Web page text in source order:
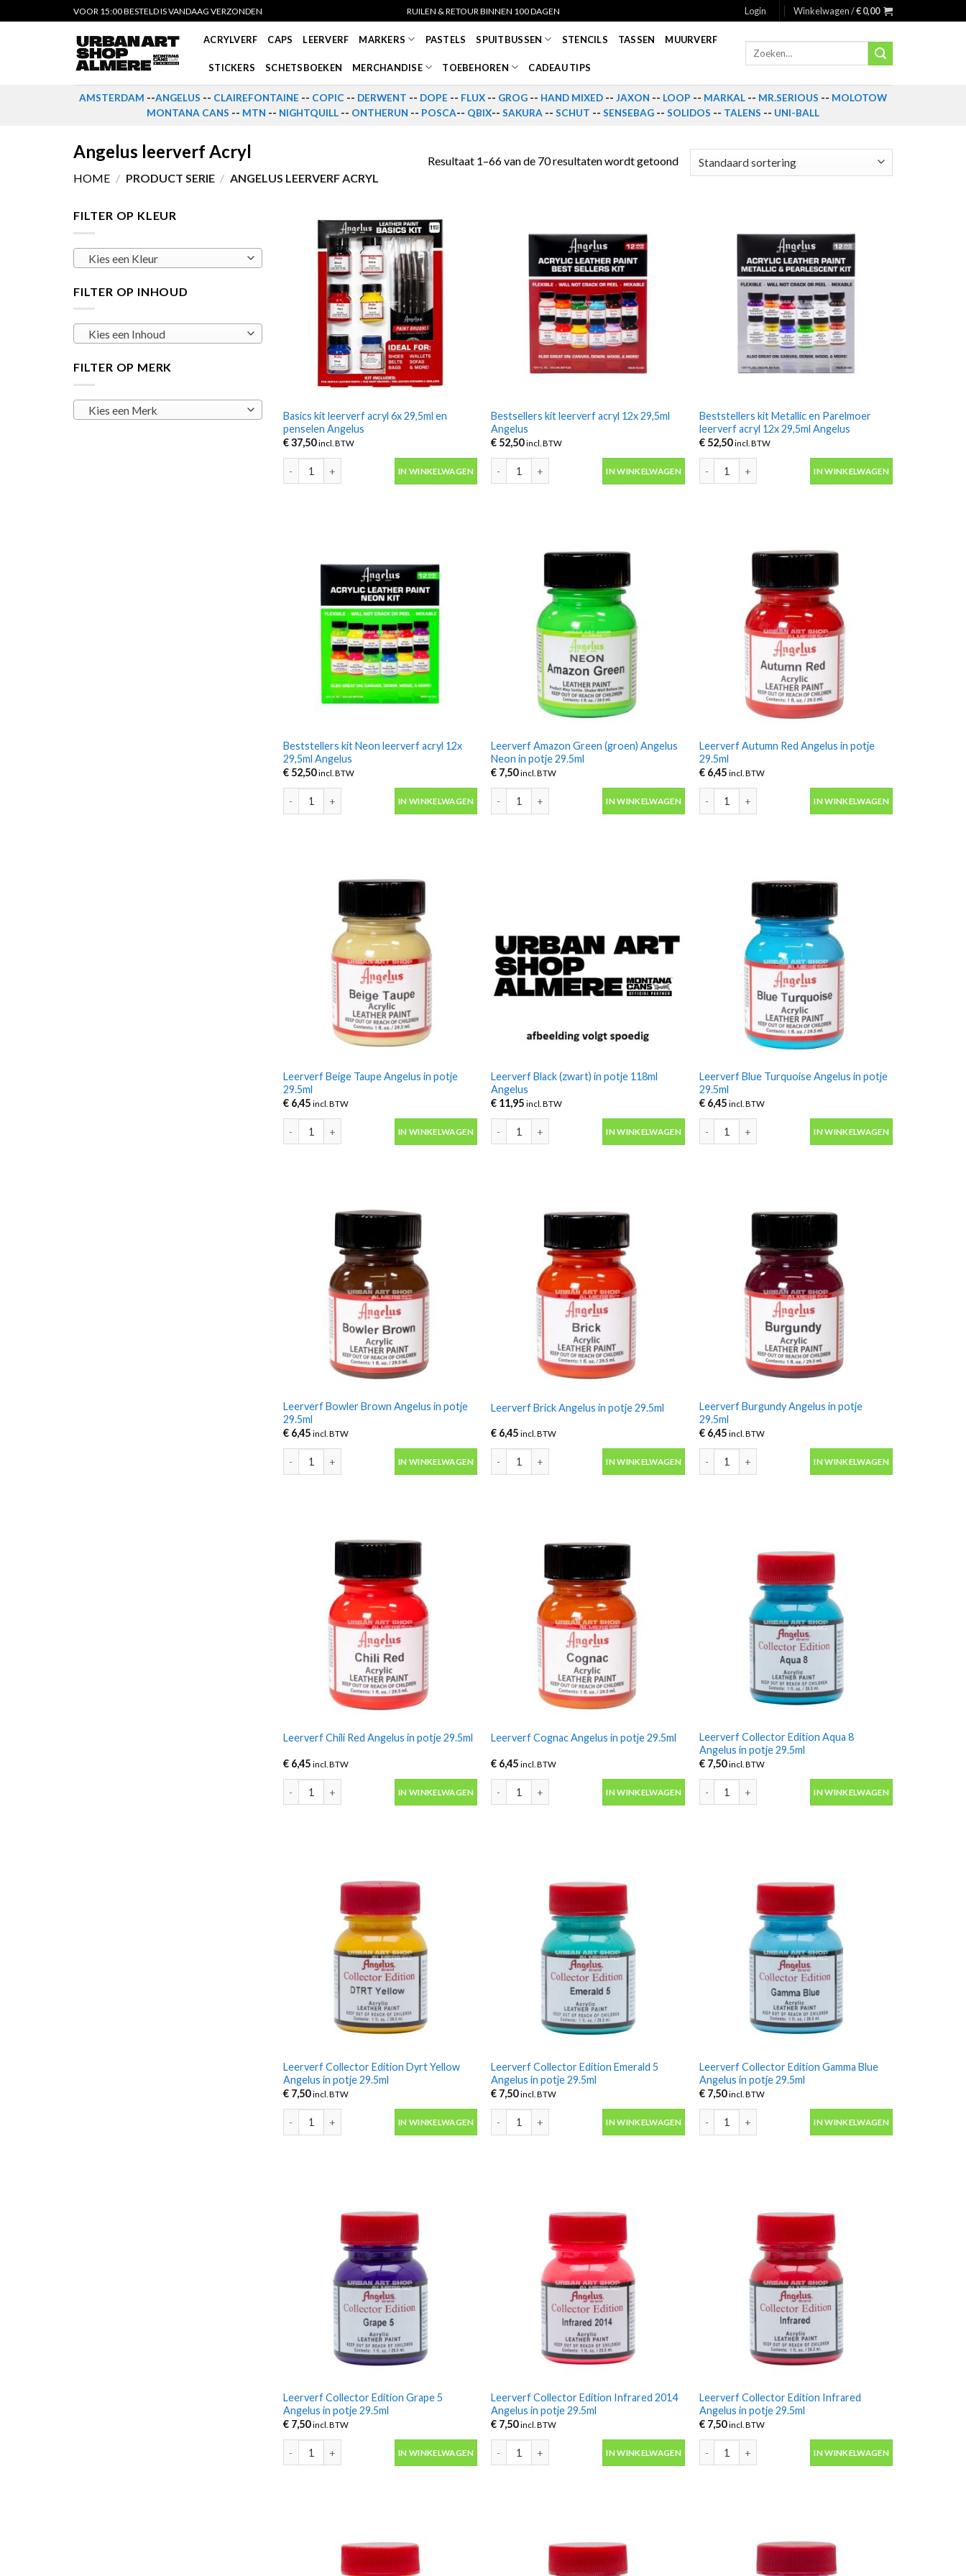
to
VOOR 15:00 BESTELD IS VANDAAG VERZONDEN RUILEN & RETOUR BINNEN 100 DAGEN Login Winkelwagen /€0,00
ACRYLVERF CAPS LEERVERF MARKERS PASTELS SPUITBUSSEN STENCILS TASSEN MUURVERF
STICKERS SCHETSBOEKEN MERCHANDISE TOEBEHOREN CADEAU TIPS
Zoeken
AMSTERDAM --ANGELUS -- CLAIREFONTAINE -- COPIC -- DERWENT -- DOPE -- FLUX -- GROG -- HAND MIXED -- JAXON -- LOOP -- MARKAL -- MR.SERIOUS -- MOLOTOW
MONTANA CANS -- MTN -- NIGHTQUILL -- ONTHERUN -- POSCA-- QBIX-- SAKURA -- SCHUT -- SENSEBAG -- SOLIDOS -- TALENS -- UNI-BALL
Angelus leerverf Acryl
HOME / PRODUCT SERIE / ANGELUS LEERVERF ACRYL
Resultaat 1–66 van de 70 resultaten wordt getoond
FILTER OP KLEUR
Kies een Kleur
FILTER OP INHOUD
Kies een Inhoud
FILTER OP MERK
Kies een Merk
Basics kit leerverf acryl 6x 29,5ml en
penselen Angelus
€37,50 incl. BTW
IN WINKELWAGEN
Bestsellers kit leerverf acryl 12x 29,5ml
Angelus
€ 52,50 incl. BTW
IN WINKELWAGEN
Beststellers kit Metallic en Parelmoer
leerverf acryl 12x 29,5ml Angelus
€52,50 incl. BTW
IN WINKELWAGEN
Beststellers kit Neon leerverf acryl 12x
29,5ml Angelus
€ 52,50 incl. BTW
Beststellers kit Neon leerverf acryl 12x 29,5ml Angelus aantal
IN WINKELWAGEN
Leerverf Amazon Green (groen) Angelus
Neon in potje 29.5ml
€ 7,50 incl. BTW
Leerverf Amazon Green (groen) Angelus Neon in potje 29.5ml aantal
IN WINKELWAGEN
Leerverf Autumn Red Angelus in potje
29.5ml
€6,45 incl. BTW
Leerverf Autumn Red Angelus in potje 29.5ml aantal
IN WINKELWAGEN
Leerverf Beige Taupe Angelus in potje
29.5ml
€ 6,45 incl. BTW
IN WINKELWAGEN
Leerverf Black (zwart) in potje 118ml
Angelus
€ 11,95 incl. BTW
IN WINKELWAGEN
Leerverf Blue Turquoise Angelus in potje
29.5ml
€6,45 incl. BTW
IN WINKELWAGEN
Leerverf Bowler Brown Angelus in potje
29.5ml
€ 6,45 incl. BTW
Leerverf Bowler Brown Angelus in potje 29.5ml aantal
IN WINKELWAGEN
Leerverf Brick Angelus in potje 29.5ml
€ 6,45 incl. BTW
Leerverf Brick Angelus in potje 29.5ml aantal
IN WINKELWAGEN
Leerverf Burgundy Angelus in potje
29.5ml
€6,45 incl. BTW
Leerverf Burgundy Angelus in potje 29.5ml aantal
IN WINKELWAGEN
Leerverf Chili Red Angelus in potje 29.5ml
€ 6,45 incl. BTW
IN WINKELWAGEN
Leerverf Cognac Angelus in potje 29.5ml
€ 6,45 incl. BTW
IN WINKELWAGEN
Leerverf Collector Edition Aqua 8
Angelus in potje 29.5ml
€7,50 incl. BTW
IN WINKELWAGEN
Leerverf Collector Edition Dyrt Yellow
Angelus in potje 29.5ml
€ 7,50 incl. BTW
Leerverf Collector Edition Dyrt Yellow Angelus in potje 29.5ml aantal
IN WINKELWAGEN
Leerverf Collector Edition Emerald 5
Angelus in potje 29.5ml
€ 7,50 incl. BTW
Leerverf Collector Edition Emerald 5 Angelus in potje 29.5ml aantal
IN WINKELWAGEN
Leerverf Collector Edition Gamma Blue
Angelus in potje 29.5ml
€7,50 incl. BTW
Leerverf Collector Edition Gamma Blue Angelus in potje
IN WINKELWAGEN
Leerverf Collector Edition Grape 5
Angelus in potje 29.5ml
€ 7,50 incl. BTW
IN WINKELWAGEN
Leerverf Collector Edition Infrared 2014
Angelus in potje 29.5ml
€ 7,50 incl. BTW
IN WINKELWAGEN
Leerverf Collector Edition Infrared
Angelus in potje 29.5ml
€7,50 incl. BTW
IN WINKELWAGEN